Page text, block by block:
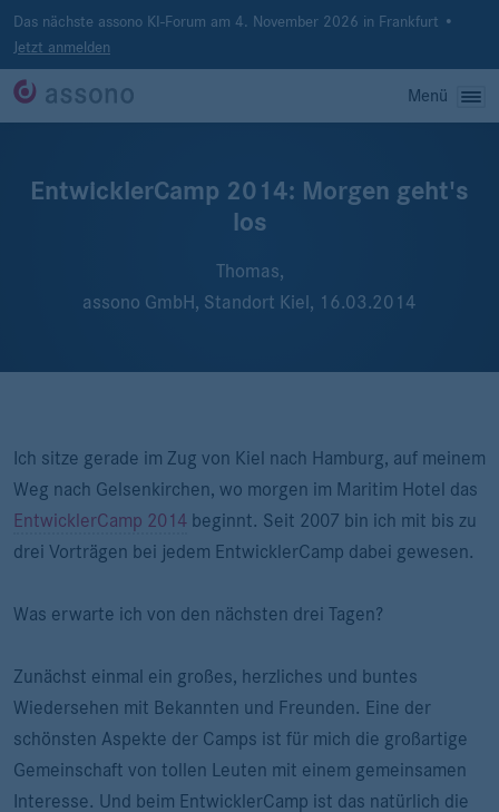
Das nächste assono KI-Forum am 4. November 2026 in Frankfurt •
Jetzt anmelden
Menü
EntwicklerCamp 2014: Morgen geht's
los
Thomas,
assono GmbH, Standort Kiel, 16.03.2014
Ich sitze gerade im Zug von Kiel nach Hamburg, auf meinem
Weg nach Gelsenkirchen, wo morgen im Maritim Hotel das
EntwicklerCamp 2014 beginnt. Seit 2007 bin ich mit bis zu
drei Vorträgen bei jedem EntwicklerCamp dabei gewesen.
Was erwarte ich von den nächsten drei Tagen?
Zunächst einmal ein großes, herzliches und buntes
Wiedersehen mit Bekannten und Freunden. Eine der
schönsten Aspekte der Camps ist für mich die großartige
Gemeinschaft von tollen Leuten mit einem gemeinsamen
Interesse. Und beim EntwicklerCamp ist das natürlich die